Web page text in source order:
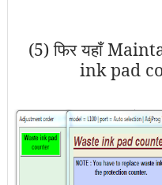
(5) फिर यहाँ
ink pad